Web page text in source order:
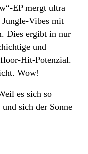
EP mergt ultra
Vibes mit
Dies ergibt in nur
und
Hit-Potenzial.
Wow!
es sich so
sich der Sonne